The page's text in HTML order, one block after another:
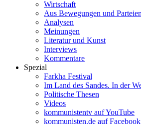
Wirtschaft
Aus Bewegungen und Parteien
Analysen
Meinungen
Literatur und Kunst
Interviews
Kommentare
Spezial
Farkha Festival
Im Land des Sandes. In der
Politische Thesen
Videos
kommunistentv auf YouTube
kommunisten.de auf Facebook